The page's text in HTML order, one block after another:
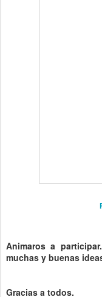
Animaros a
muchas y buenas
Gracias a todos.